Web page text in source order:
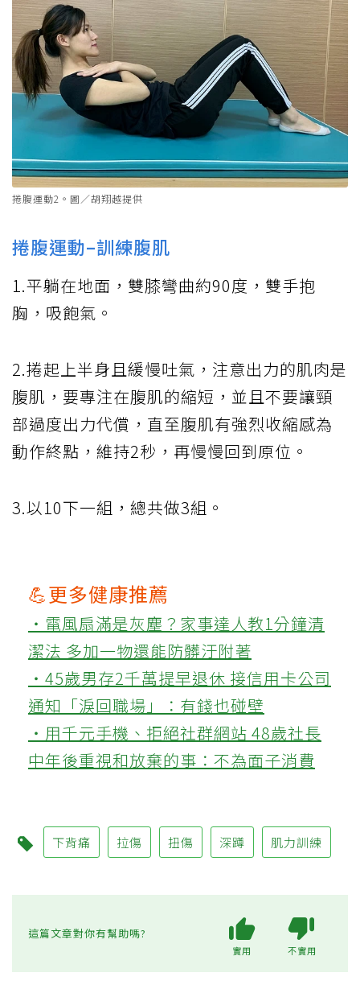
捲腹運動2。圖／胡翔越提供
捲腹運動–訓練腹肌
1.平躺在地面，雙膝彎曲約90度，雙手抱
胸，吸飽氣。
2.捲起上半身且緩慢吐氣，注意出力的肌肉是
腹肌，要專注在腹肌的縮短，並且不要讓頸
部過度出力代償，直至腹肌有強烈收縮感為
動作終點，維持2秒，再慢慢回到原位。
3.以10下一組，總共做3組。
💪更多健康推薦
‧電風扇滿是灰塵？家事達人教1分鐘清
潔法 多加一物還能防髒汙附著
‧45歲男存2千萬提早退休 接信用卡公司
通知「淚回職場」：有錢也碰壁
‧用千元手機、拒絕社群網站 48歲社長
中年後重視和放棄的事：不為面子消費
下背痛 拉傷 扭傷 深蹲 肌力訓練
這篇文章對你有幫助嗎?
實用 不實用